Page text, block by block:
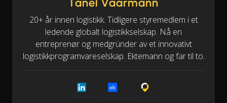
Tanel Vaarmann
20+ år innen logistikk. Tidligere styremedlem i et
ledende globalt logistikkselskap. Nå en
entreprenør og medgründer av et innovativt
logistikkprogramvareselskap. Ektemann og far til to.